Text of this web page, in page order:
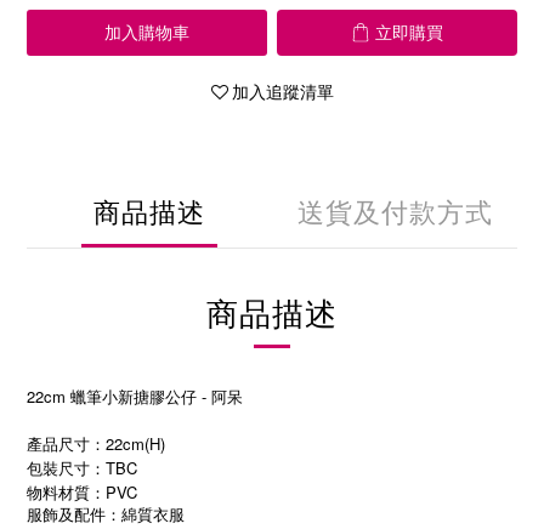
加入購物車 立即購買
加入追蹤清單
商品描述 送貨及付款方式
商品描述
22cm 蠟筆小新搪膠公仔 - 阿呆
產品尺寸：22cm(H)
包裝尺寸：TBC
物料材質：PVC
服飾及配件：綿質衣服